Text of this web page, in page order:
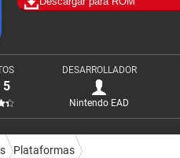
5
DESARROLLADOR
Nintendo EAD
Plataformas